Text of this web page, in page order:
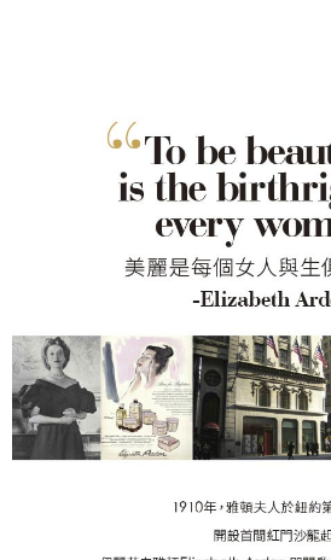
請求用戶進行身份認證。
５．嚴禁一人註冊多個帳號或使用他人資訊註
恩沛科技股份有限公司將有權停止該用戶之使